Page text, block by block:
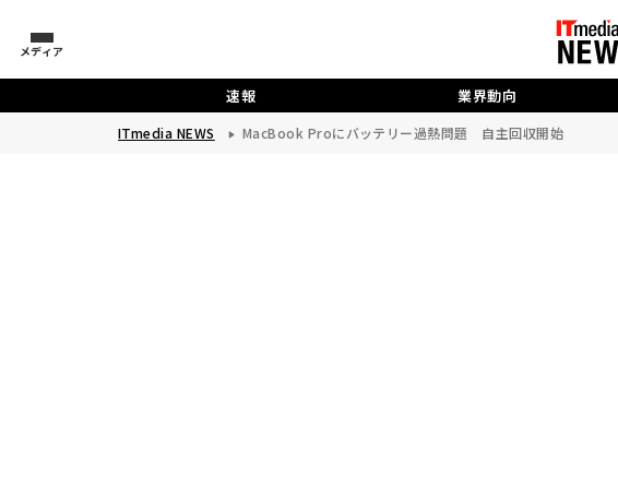
メディア
速報 業界動向
ITmedia NEWS MacBook Proにバッテリー過熱問題 自主回収開始